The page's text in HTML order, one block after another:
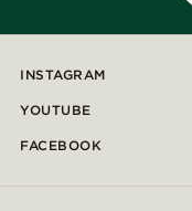
INSTAGRAM
YOUTUBE
FACEBOOK